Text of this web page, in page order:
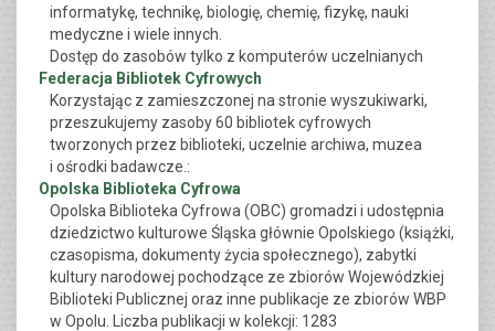
informatykę, technikę, biologię, chemię, fizykę, nauki
medyczne i wiele innych.
Dostęp do zasobów tylko z komputerów uczelnianych
Federacja Bibliotek Cyfrowych
Korzystając z zamieszczonej na stronie wyszukiwarki,
przeszukujemy zasoby 60 bibliotek cyfrowych
tworzonych przez biblioteki, uczelnie archiwa, muzea
i ośrodki badawcze.:
Opolska Biblioteka Cyfrowa
Opolska Biblioteka Cyfrowa (OBC) gromadzi i udostępnia
dziedzictwo kulturowe Śląska głównie Opolskiego (książki,
czasopisma, dokumenty życia społecznego), zabytki
kultury narodowej pochodzące ze zbiorów Wojewódzkiej
Biblioteki Publicznej oraz inne publikacje ze zbiorów WBP
w Opolu. Liczba publikacji w kolekcji: 1283